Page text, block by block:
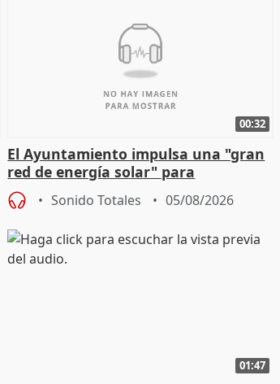
00:32
El Ayuntamiento impulsa una "gran
red de energía solar" para
autoconsumo
Sonido Totales 05/08/2026
01:47